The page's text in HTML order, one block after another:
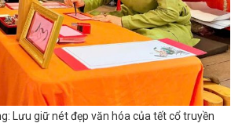
Lưu giữ nét đẹp văn hóa của tết cổ truyền